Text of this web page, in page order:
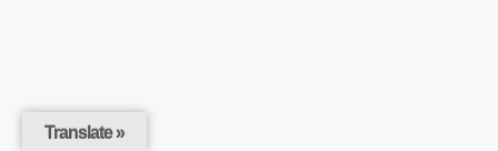
Translate »